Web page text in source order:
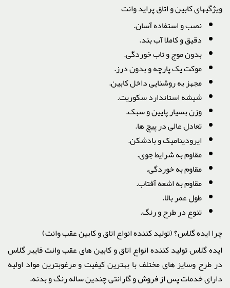
ویژگیهای کابین و اتاق پراید وانت
نصب و استفاده آسان.
دقیق و کاملا آب بند.
بدون موج و تاب خوردگی.
موکت یک پارچه و بدون درز.
مجهز به روشنایی داخل کابین.
شیشه استاندارد سکوریت.
وزن بسیار پایین و سبک.
تعادل عالی در پیچ ها.
ایرودینامیک و بادشکن.
مقاوم به شرایط جوی.
مقاوم به خوردگی.
مقاوم به اشعه آفتاب.
طول عمر بالا.
تنوع در طرح و رنگ.
چرا ایده گلاس؟ (تولید کننده انواع اتاق و کابین عقب وانت)
ایده گلاس تولید کننده انواع اتاق و کابین های عقب وانت فایبر گلاس
در طرح وسایز های مختلف با بهترین کیفیت و مرغوبترین مواد اولیه
دارای خدمات پس از فروش و گارانتی چندین ساله رنگ و بدنه.